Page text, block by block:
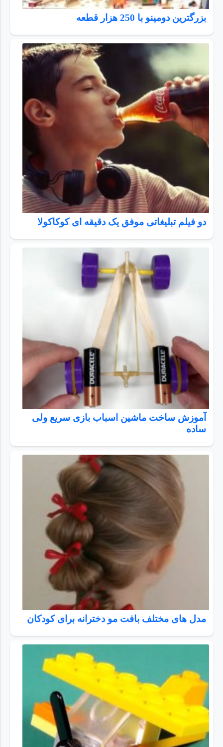
بزرگترین دومینو با 250 هزار قطعه
دو فیلم تبلیغاتی موفق یک دقیقه ای کوکاکولا
آموزش ساخت ماشین اسباب بازی سریع ولی
ساده
مدل های مختلف بافت مو دخترانه برای کودکان